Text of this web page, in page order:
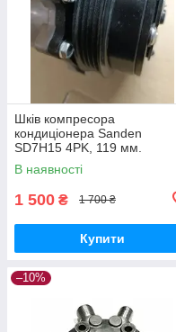
Шків компресора
кондиціонера Sanden
SD7H15 4PK, 119 мм.
Підшипник: 35x55x20
В наявності
1 500 ₴ 1 700 ₴
Купити
–10%